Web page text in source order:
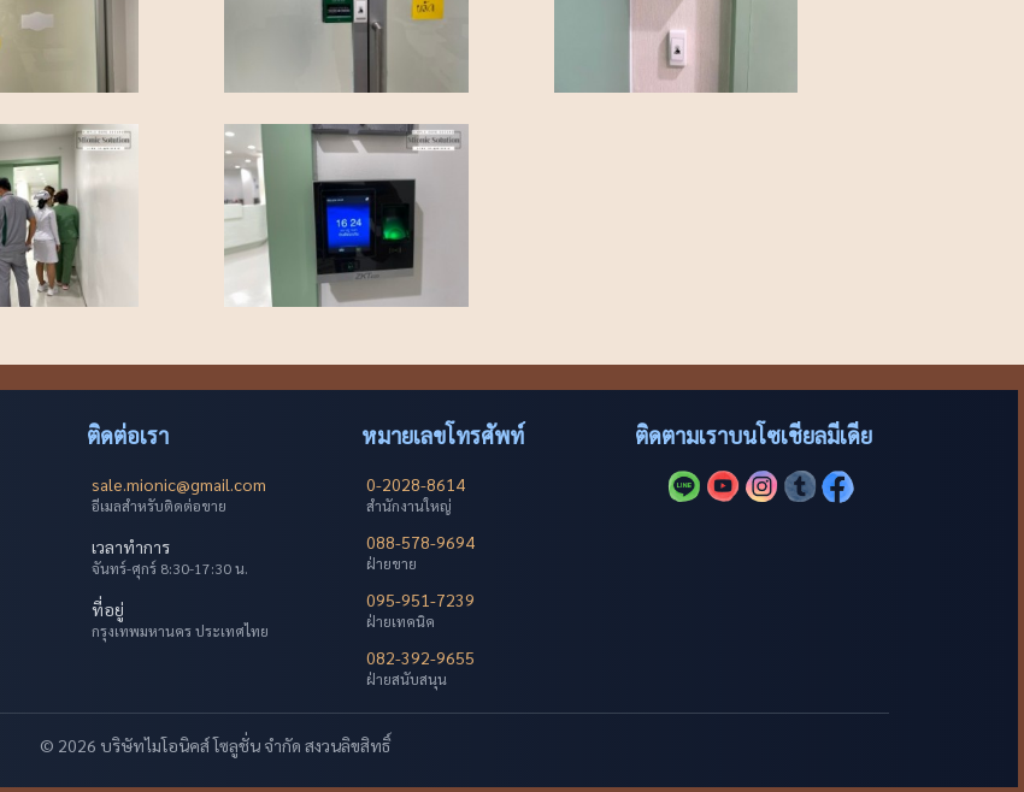
ติดต่อเรา
sale.mionic@gmail.com
อีเมลสำหรับติดต่อขาย
เวลาทำการ
จันทร์-ศุกร์ 8:30-17:30 น.
ที่อยู่
กรุงเทพมหานคร ประเทศไทย
หมายเลขโทรศัพท์
0-2028-8614
สำนักงานใหญ่
088-578-9694
ฝ่ายขาย
095-951-7239
ฝ่ายเทคนิค
082-392-9655
ฝ่ายสนับสนุน
ติดตามเราบนโซเชียลมีเดีย
© 2026 บริษัทไมโอนิคส์ โซลูชั่น จำกัด สงวนลิขสิทธิ์